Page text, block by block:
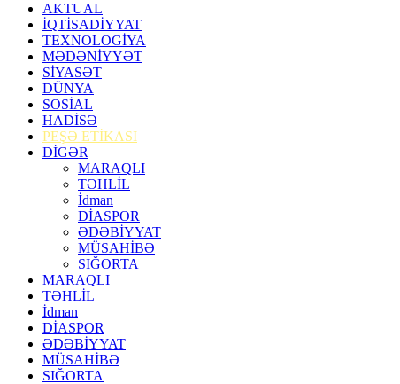
AKTUAL
İQTİSADİYYAT
TEXNOLOGİYA
MƏDƏNİYYƏT
SİYASƏT
DÜNYA
SOSİAL
HADİSƏ
PEŞƏ ETİKASI
DİGƏR
MARAQLI
TƏHLİL
İdman
DİASPOR
ƏDƏBİYYAT
MÜSAHİBƏ
SIĞORTA
MARAQLI
TƏHLİL
İdman
DİASPOR
ƏDƏBİYYAT
MÜSAHİBƏ
SIĞORTA